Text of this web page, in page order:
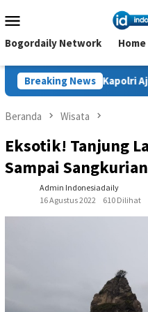
ke
kontenMobile
Bogordaily Network Home
Breaking News
Ajak Perkuat Sinergi
Beranda Wisata
Eksotik! Tanjung
Sampai
Admin Indonesiadaily
16 Agustus 2022
610 Dilihat